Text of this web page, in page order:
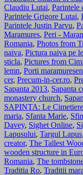
Claudiu Lutai, Parintele
Parintele Grigore Lutai,
Parintele Justin Parvu,
Maramures, Peri -
Romania, Photos from
naiva, Pictura naiva pe
sticla, Pictures from
lemn, Porti
cer, Precum-in-cer.ro,
Sapanta 2013, Sapanta
monastery church,
SAPINTA: Le
maria, Sfanta Marie,
Davey, Sighet Online,
Lapusului, Targul Lapus,
creator, The Tallest
wooden structure in
Romania, The
Traditia Ro, Traditii